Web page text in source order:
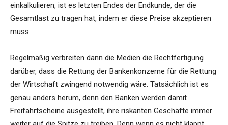
einkalkulieren, ist es letzten Endes der Endkunde, der die
Gesamtlast zu tragen hat, indem er diese Preise akzeptieren
muss.
Regelmäßig verbreiten dann die Medien die Rechtfertigung
darüber, dass die Rettung der Bankenkonzerne für die Rettung
der Wirtschaft zwingend notwendig wäre. Tatsächlich ist es
genau anders herum, denn den Banken werden damit
Freifahrtscheine ausgestellt, ihre riskanten Geschäfte immer